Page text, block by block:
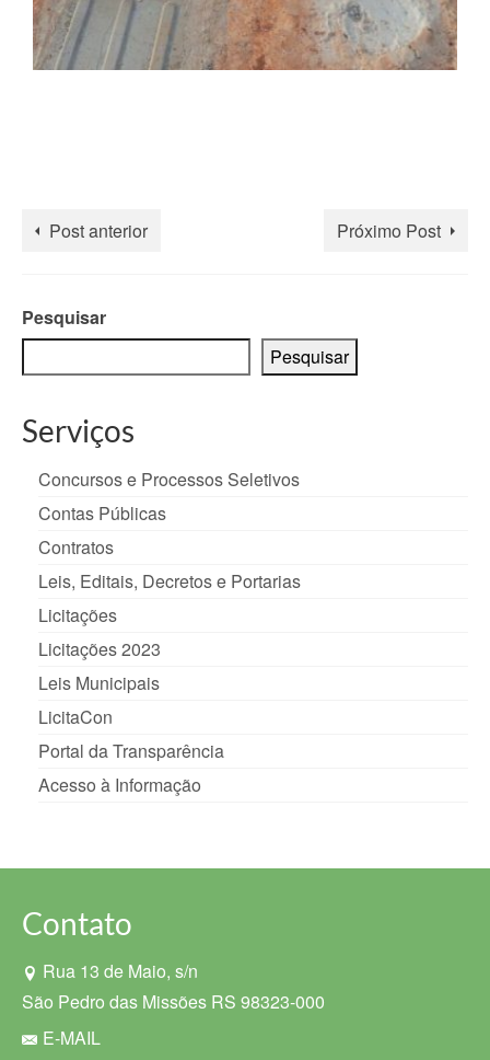
Post anterior Próximo Post
Pesquisar
Pesquisar
Serviços
Concursos e Processos Seletivos
Contas Públicas
Contratos
Leis, Editais, Decretos e Portarias
Licitações
Licitações 2023
Leis Municipais
LicitaCon
Portal da Transparência
Acesso à Informação
Contato
Rua 13 de Maio, s/n
São Pedro das Missões RS 98323-000
E-MAIL